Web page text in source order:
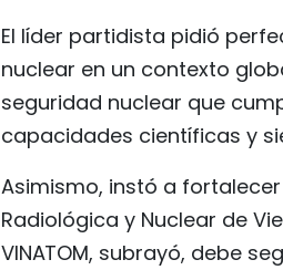
El líder partidista pidió
nuclear en un contexto
seguridad nuclear que
capacidades científicas y
Asimismo, instó a
Radiológica y Nuclear de
VINATOM, subrayó, debe